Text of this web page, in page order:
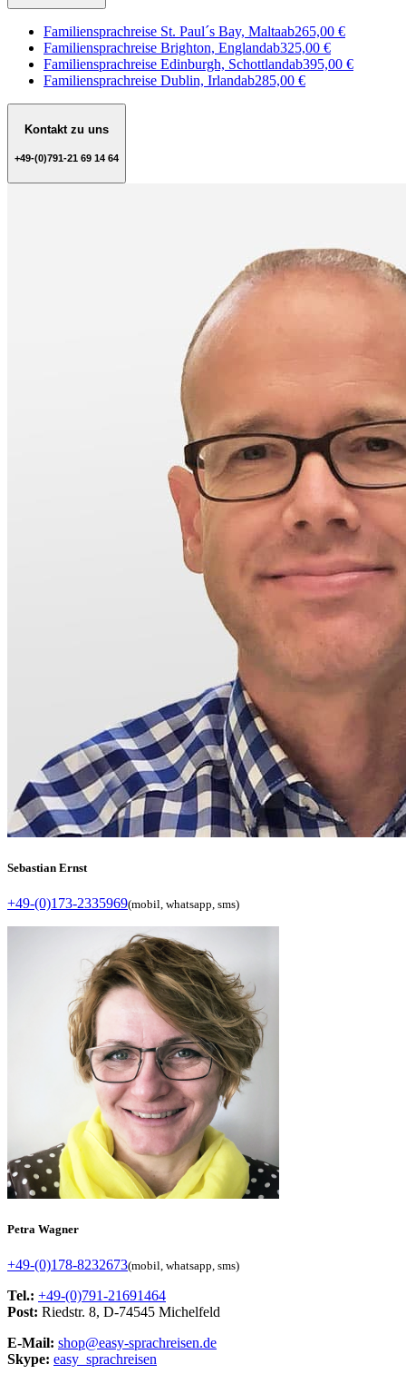
Familiensprachreise St. Paul´s Bay, Maltaab265,00 €
Familiensprachreise Brighton, Englandab325,00 €
Familiensprachreise Edinburgh, Schottlandab395,00 €
Familiensprachreise Dublin, Irlandab285,00 €
Kontakt zu uns
+49-(0)791-21 69 14 64
Sebastian Ernst
+49-(0)173-2335969(mobil, whatsapp, sms)
Petra Wagner
+49-(0)178-8232673(mobil, whatsapp, sms)
Tel.: +49-(0)791-21691464
Post: Riedstr. 8, D-74545 Michelfeld
E-Mail: shop@easy-sprachreisen.de
Skype: easy_sprachreisen